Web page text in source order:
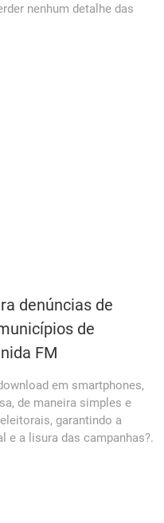
nenhum detalhe das
denúncias de
de
FM
em smartphones,
de maneira simples e
garantindo a
e a lisura das campanhas?.